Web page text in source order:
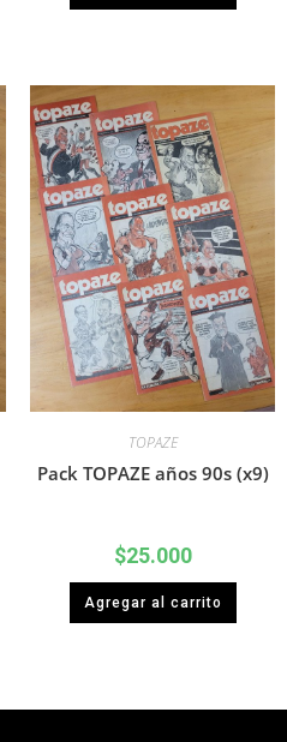
TOPAZE
Pack TOPAZE años 90s (x9)
$25.000
Agregar al carrito